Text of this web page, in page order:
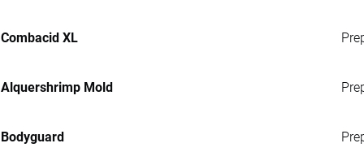
Combacid XL
Alquershrimp Mold
Bodyguard